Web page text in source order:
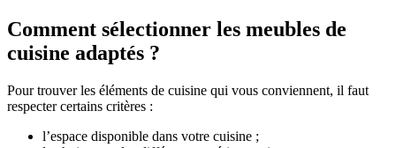
Comment sélectionner les meubles de
cuisine adaptés ?
Pour trouver les éléments de cuisine qui vous conviennent, il faut
respecter certains critères :
l’espace disponible dans votre cuisine ;